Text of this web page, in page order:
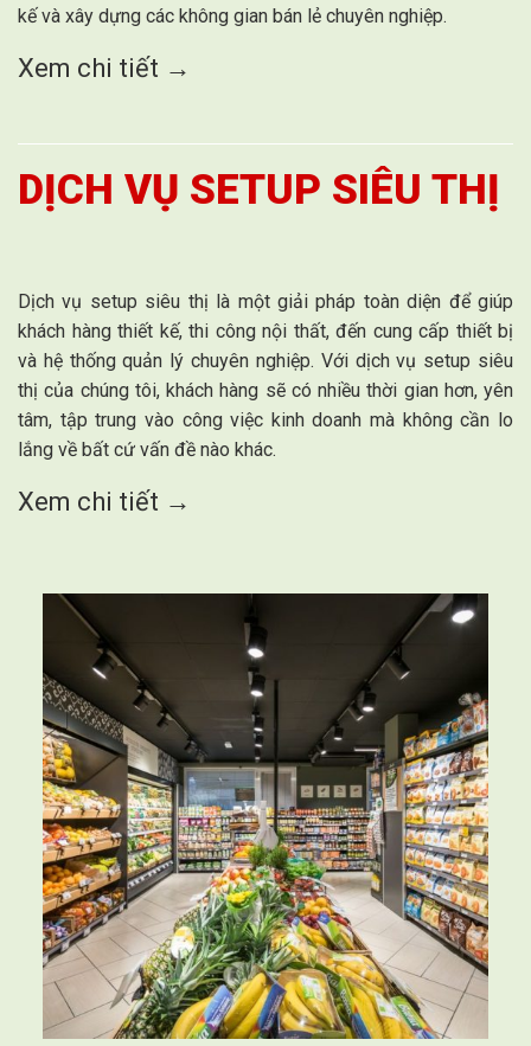
kế và xây dựng các không gian bán lẻ chuyên nghiệp.
Xem chi tiết →
DỊCH VỤ SETUP SIÊU THỊ
Dịch vụ setup siêu thị là một giải pháp toàn diện để giúp
khách hàng thiết kế, thi công nội thất, đến cung cấp thiết bị
và hệ thống quản lý chuyên nghiệp. Với dịch vụ setup siêu
thị của chúng tôi, khách hàng sẽ có nhiều thời gian hơn, yên
tâm, tập trung vào công việc kinh doanh mà không cần lo
lắng về bất cứ vấn đề nào khác.
Xem chi tiết →